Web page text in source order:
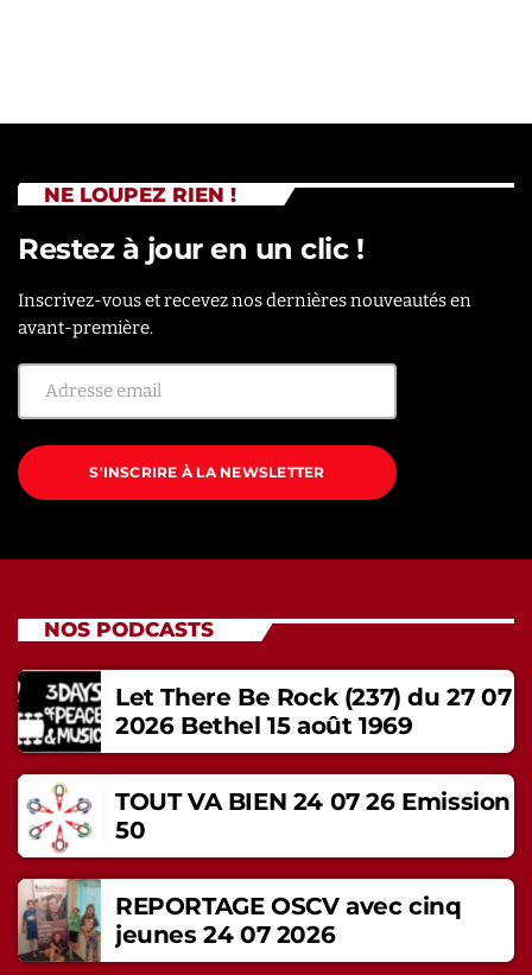
NE LOUPEZ RIEN !
Restez à jour en un clic !
Inscrivez-vous et recevez nos dernières nouveautés en
avant-première.
S'INSCRIRE À LA NEWSLETTER
NOS PODCASTS
Let There Be Rock (237) du 27 07
2026 Bethel 15 août 1969
TOUT VA BIEN 24 07 26 Emission
50
REPORTAGE OSCV avec cinq
jeunes 24 07 2026